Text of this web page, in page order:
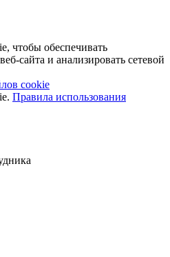
чтобы обеспечивать
сайта и анализировать сетевой
cookie
Правила использования